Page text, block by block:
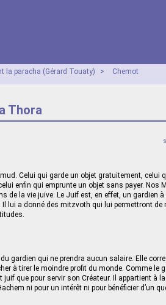
la paracha (Gérard Touaty) >
Chemot
Thora
Celui qui garde un objet gratuitement, celui
enfin qui emprunte un objet sans payer. Nos
de la vie juive. Le Juif est, en effet, un gardien
Il lui a donné des mitzvoth qui lui permettront de
du gardien qui ne prendra aucun salaire. Elle
à tirer le moindre profit du monde. Comme le
juif que pour servir son Créateur. Il appartient à
ni pour un intérêt ni pour bénéficier d’un